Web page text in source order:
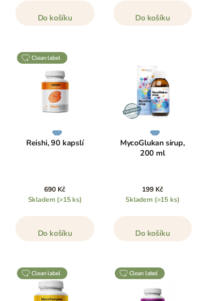
Do košíku Do košíku
clean label
Reishi, 90 kapslí
690 Kč
Skladem (>15 ks)
Do košíku
MycoGlukan sirup,
200 ml
199 Kč
Skladem (>15 ks)
Do košíku
clean label clean label